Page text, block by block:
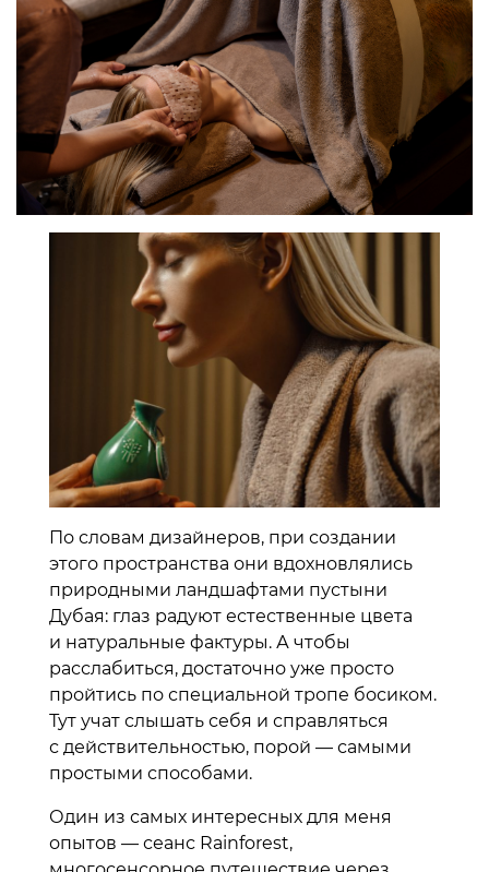
По словам дизайнеров, при создании
этого пространства они вдохновлялись
природными ландшафтами пустыни
Дубая: глаз радуют естественные цвета
и натуральные фактуры. А чтобы
расслабиться, достаточно уже просто
пройтись по специальной тропе босиком.
Тут учат слышать себя и справляться
с действительностью, порой — самыми
простыми способами.
Один из самых интересных для меня
опытов — сеанс Rainforest,